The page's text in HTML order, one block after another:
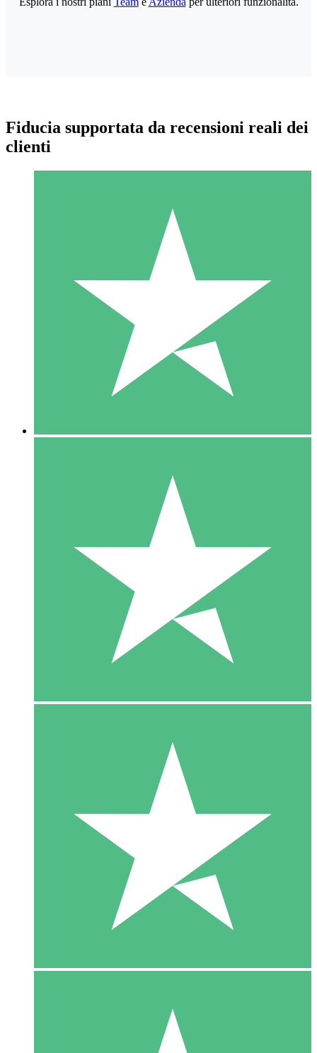
Pacchetti di Crediti Individuali
Paga a consumo con crediti di download. Nessun impegno
1 Download
10
US$1500
10 Download
20
Fiducia supportata da recensioni reali dei
clienti